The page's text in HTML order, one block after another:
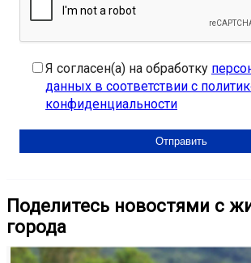
Я согласен(а) на обработку
данных в соответствии с
конфиденциальности
Поделитесь новостями с
города